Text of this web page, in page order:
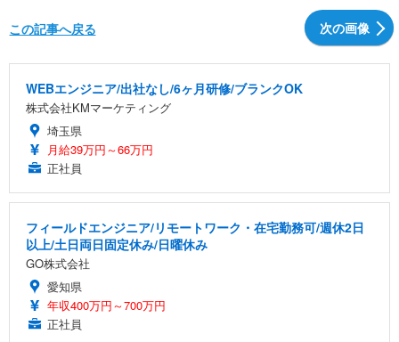
次の画像
この記事へ戻る
WEBエンジニア/出社なし/6ヶ月研修/ブランクOK
株式会社KMマーケティング
埼玉県
月給39万円～66万円
正社員
フィールドエンジニア/リモートワーク・在宅勤務可/週休2日
以上/土日両日固定休み/日曜休み
GO株式会社
愛知県
年収400万円～700万円
正社員